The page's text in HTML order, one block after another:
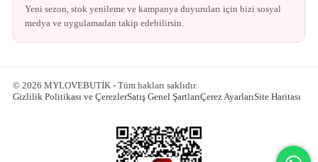
Yeni sezon, stok yenileme ve kampanya duyuruları için bizi sosyal
medya ve uygulamadan takip edebilirsin.
© 2026 MYLOVEBUTİK - Tüm hakları saklıdır.
Gizlilik Politikası ve ÇerezlerSatış Genel ŞartlarıÇerez AyarlarıSite Haritası